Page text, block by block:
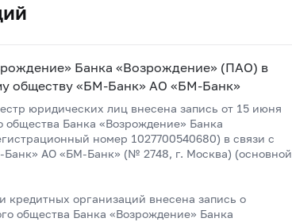
Банка «Возрождение» (ПАО) в
обществу «БМ-Банк» АО «БМ-Банк»
юридических лиц внесена запись от 15 июня
Банка «Возрождение» Банка
номер 1027700540680) в связи с
АО «БМ-Банк» (№ 2748, г. Москва) (основной
организаций внесена запись о
общества Банка «Возрождение» Банка